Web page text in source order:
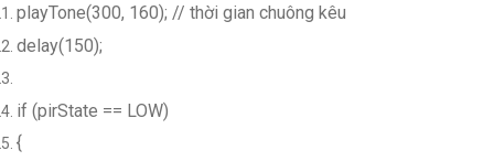
playTone(300, 160); // thời gian chuông kêu
delay(150);
if (pirState == LOW)
{